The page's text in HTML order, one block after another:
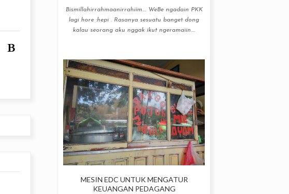
Bismillahirrahmaanirrahiim…. WeBe ngadain PKK
lagi hore :hepi . Rasanya sesuatu banget dong
kalau seorang aku nggak ikut ngeramaiin....
MESIN EDC UNTUK MENGATUR
KEUANGAN PEDAGANG